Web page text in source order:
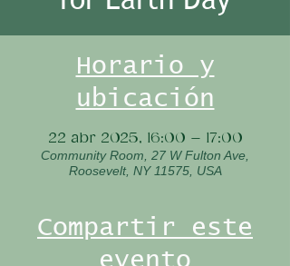
Horario y
ubicación
22 abr 2025, 16:00 – 17:00
Community Room, 27 W Fulton Ave,
Roosevelt, NY 11575, USA
Compartir este
evento